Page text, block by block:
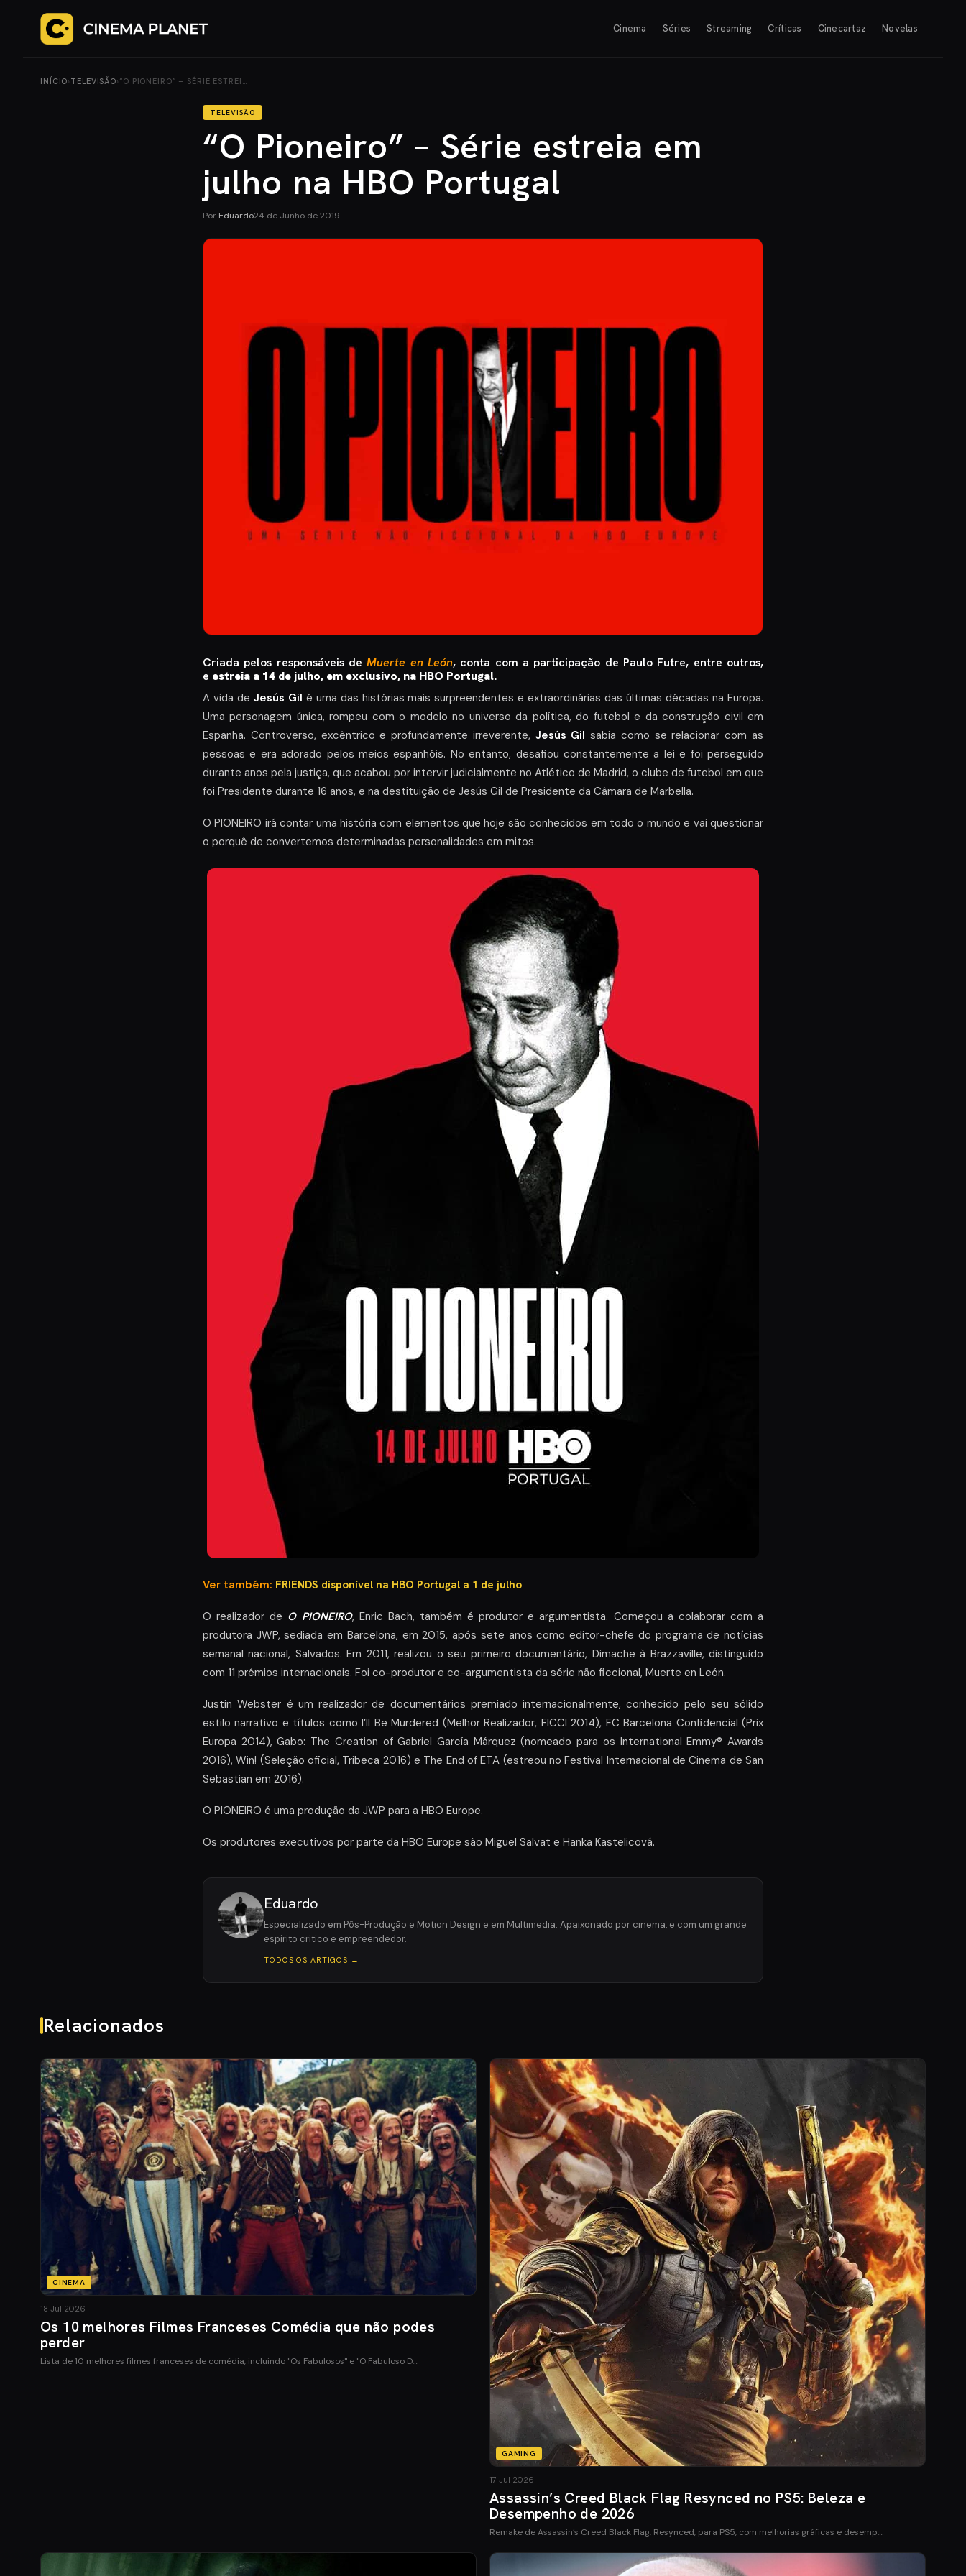
Cinema Séries Streaming Críticas Cinecartaz Novelas
INÍCIO› TELEVISÃO›“O PIONEIRO” – SÉRIE ESTREI…
TELEVISÃO
“O Pioneiro” – Série estreia em
julho na HBO Portugal
Por Eduardo24 de Junho de 2019
Criada pelos responsáveis deMuerte en León, conta com a participação de Paulo Futre, entre outros,
e estreia a 14 de julho, em exclusivo, na HBO Portugal.
A vida de Jesús Gil é uma das histórias mais surpreendentes e extraordinárias das últimas décadas na Europa.
Uma personagem única, rompeu com o modelo no universo da política, do futebol e da construção civil em
Espanha. Controverso, excêntrico e profundamente irreverente, Jesús Gil sabia como se relacionar com as
pessoas e era adorado pelos meios espanhóis. No entanto, desafiou constantemente a lei e foi perseguido
durante anos pela justiça, que acabou por intervir judicialmente no Atlético de Madrid, o clube de futebol em que
foi Presidente durante 16 anos, e na destituição de Jesús Gil de Presidente da Câmara de Marbella.
O PIONEIRO irá contar uma história com elementos que hoje são conhecidos em todo o mundo e vai questionar
o porquê de convertemos determinadas personalidades em mitos.
Ver também: FRIENDS disponível na HBO Portugal a 1 de julho
O realizador de O PIONEIRO, Enric Bach, também é produtor e argumentista. Começou a colaborar com a
produtora JWP, sediada em Barcelona, em 2015, após sete anos como editor-chefe do programa de notícias
semanal nacional, Salvados. Em 2011, realizou o seu primeiro documentário, Dimache à Brazzaville, distinguido
com 11 prémios internacionais. Foi co-produtor e co-argumentista da série não ficcional, Muerte en León.
Justin Webster é um realizador de documentários premiado internacionalmente, conhecido pelo seu sólido
estilo narrativo e títulos como I’ll Be Murdered (Melhor Realizador, FICCI 2014), FC Barcelona Confidencial (Prix
Europa 2014), Gabo: The Creation of Gabriel García Márquez (nomeado para os International Emmy® Awards
2016), Win! (Seleção oficial, Tribeca 2016) e The End of ETA (estreou no Festival Internacional de Cinema de San
Sebastian em 2016).
O PIONEIRO é uma produção da JWP para a HBO Europe.
Os produtores executivos por parte da HBO Europe são Miguel Salvat e Hanka Kastelicová.
Eduardo
Especializado em Pôs-Produção e Motion Design e em Multimedia. Apaixonado por cinema, e com um grande
espirito critico e empreendedor.
TODOS OS ARTIGOS →
Relacionados
CINEMA
18 Jul 2026
Os 10 melhores Filmes Franceses Comédia que não podes
perder
Lista de 10 melhores filmes franceses de comédia, incluindo "Os Fabulosos" e "O Fabuloso D…
GAMING
17 Jul 2026
Assassin’s Creed Black Flag Resynced no PS5: Beleza e
Desempenho de 2026
Remake de Assassin’s Creed Black Flag, Resynced, para PS5, com melhorias gráficas e desemp…